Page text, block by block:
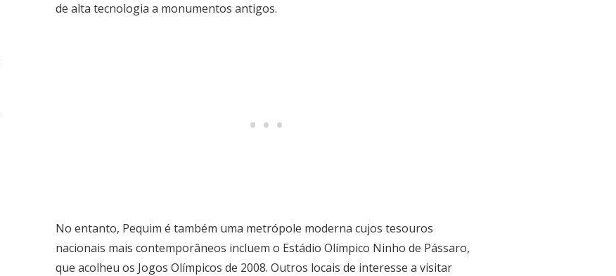
de alta tecnologia a monumentos antigos.
No entanto, Pequim é também uma metrópole moderna cujos tesouros
nacionais mais contemporâneos incluem o Estádio Olímpico Ninho de Pássaro,
que acolheu os Jogos Olímpicos de 2008. Outros locais de interesse a visitar